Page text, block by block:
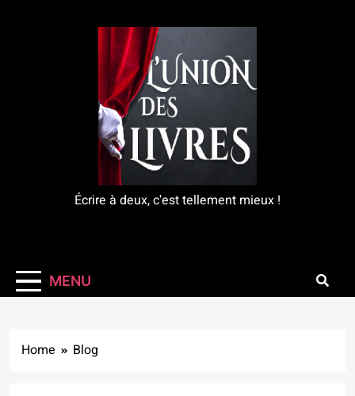
L'Union Des Livres
Écrire à deux, c'est tellement mieux !
MENU
Home Blog